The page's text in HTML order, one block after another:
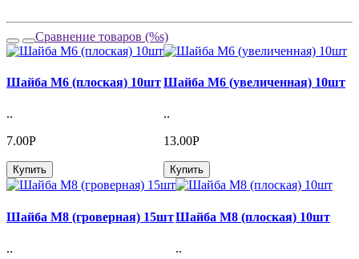
Сравнение товаров (%s)
Шайба М6 (плоская) 10шт
..
7.00Р
Купить
Шайба М6 (увеличенная) 10шт
..
13.00Р
Купить
Шайба М8 (гроверная) 15шт
..
Шайба М8 (плоская) 10шт
..